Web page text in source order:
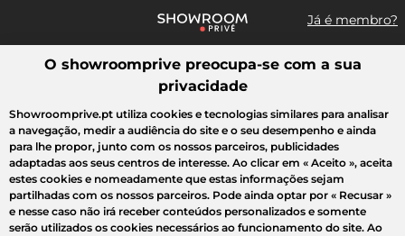
Já é membro?
Pesquisar uma marca, um artigo, uma venda...
Todas as vendas Moda Desporto Casa Criança Beleza
O showroomprive preocupa-se com a sua
privacidade
Showroomprive.pt utiliza cookies e tecnologias similares para analisar
a navegação, medir a audiência do site e o seu desempenho e ainda
para lhe propor, junto com os nossos parceiros, publicidades
adaptadas aos seus centros de interesse. Ao clicar em « Aceito », aceita
estes cookies e nomeadamente que estas informações sejam
partilhadas com os nossos parceiros. Pode ainda optar por « Recusar »
e nesse caso não irá receber conteúdos personalizados e somente
serão utilizados os cookies necessários ao funcionamento do site. Ao